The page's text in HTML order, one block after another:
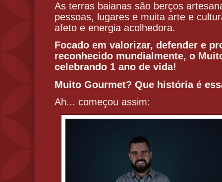
As terras baianas são berços
pessoas, lugares e muita arte e
afeto e energia acolhedora.
Focado em valorizar, defender e
reconhecido mundialmente, o
celebrando 1 ano de vida!
Muito Gourmet? Que história é
Ah... começou assim: